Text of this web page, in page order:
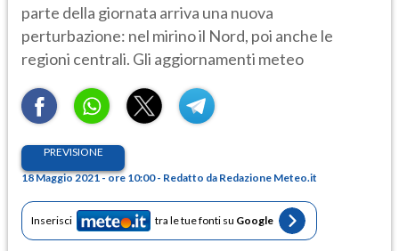
parte della giornata arriva una nuova
perturbazione: nel mirino il Nord, poi anche le
regioni centrali. Gli aggiornamenti meteo
PREVISIONE
18 Maggio 2021 - ore 10:00 - Redatto da Redazione Meteo.it
Inserisci tra le tue fonti su Google